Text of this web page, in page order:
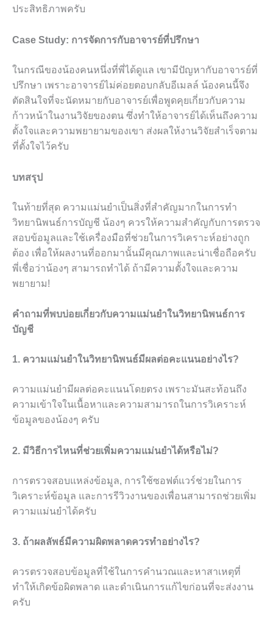
ประสิทธิภาพครับ
Case Study: การจัดการกับอาจารย์ที่ปรึกษา
ในกรณีของน้องคนหนึ่งที่พี่ได้ดูแล เขามีปัญหากับอาจารย์ที่
ปรึกษา เพราะอาจารย์ไม่ค่อยตอบกลับอีเมลล์ น้องคนนี้จึง
ตัดสินใจที่จะนัดหมายกับอาจารย์เพื่อพูดคุยเกี่ยวกับความ
ก้าวหน้าในงานวิจัยของตน ซึ่งทำให้อาจารย์ได้เห็นถึงความ
ตั้งใจและความพยายามของเขา ส่งผลให้งานวิจัยสำเร็จตาม
ที่ตั้งใจไว้ครับ
บทสรุป
ในท้ายที่สุด ความแม่นยำเป็นสิ่งที่สำคัญมากในการทำ
วิทยานิพนธ์การบัญชี น้องๆ ควรให้ความสำคัญกับการตรวจ
สอบข้อมูลและใช้เครื่องมือที่ช่วยในการวิเคราะห์อย่างถูก
ต้อง เพื่อให้ผลงานที่ออกมานั้นมีคุณภาพและน่าเชื่อถือครับ
พี่เชื่อว่าน้องๆ สามารถทำได้ ถ้ามีความตั้งใจและความ
พยายาม!
คำถามที่พบบ่อยเกี่ยวกับความแม่นยำในวิทยานิพนธ์การ
บัญชี
1. ความแม่นยำในวิทยานิพนธ์มีผลต่อคะแนนอย่างไร?
ความแม่นยำมีผลต่อคะแนนโดยตรง เพราะมันสะท้อนถึง
ความเข้าใจในเนื้อหาและความสามารถในการวิเคราะห์
ข้อมูลของน้องๆ ครับ
2. มีวิธีการไหนที่ช่วยเพิ่มความแม่นยำได้หรือไม่?
การตรวจสอบแหล่งข้อมูล, การใช้ซอฟต์แวร์ช่วยในการ
วิเคราะห์ข้อมูล และการรีวิวงานของเพื่อนสามารถช่วยเพิ่ม
ความแม่นยำได้ครับ
3. ถ้าผลลัพธ์มีความผิดพลาดควรทำอย่างไร?
ควรตรวจสอบข้อมูลที่ใช้ในการคำนวณและหาสาเหตุที่
ทำให้เกิดข้อผิดพลาด และดำเนินการแก้ไขก่อนที่จะส่งงาน
ครับ